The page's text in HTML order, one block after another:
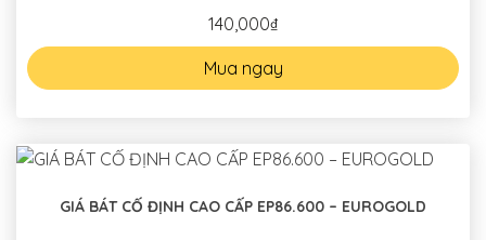
140,000₫
Mua ngay
GIÁ BÁT CỐ ĐỊNH CAO CẤP EP86.600 – EUROGOLD